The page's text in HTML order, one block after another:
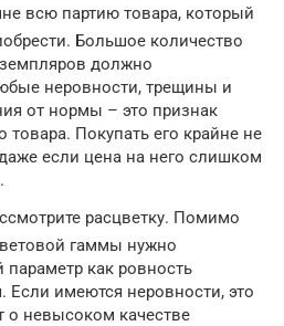
всю партию товара, который
Большое количество
должно
неровности, трещины и
от нормы – это признак
товара. Покупать его крайне не
если цена на него слишком
расцветку. Помимо
гаммы нужно
параметр как ровность
Если имеются неровности, это
о невысоком качестве